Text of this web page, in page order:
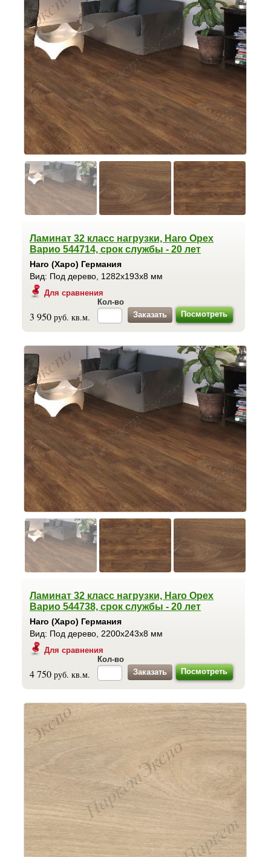
Ламинат 32 класс нагрузки, Haro Орех
Варио 544714, срок службы - 20 лет
Haro (Харо) Германия
Вид: Под дерево, 1282x193x8 мм
Для сравнения
3 950 руб. кв.м.
Кол-во
Посмотреть
Ламинат 32 класс нагрузки, Haro Орех
Варио 544738, срок службы - 20 лет
Haro (Харо) Германия
Вид: Под дерево, 2200x243x8 мм
Для сравнения
4 750 руб. кв.м.
Кол-во
Посмотреть